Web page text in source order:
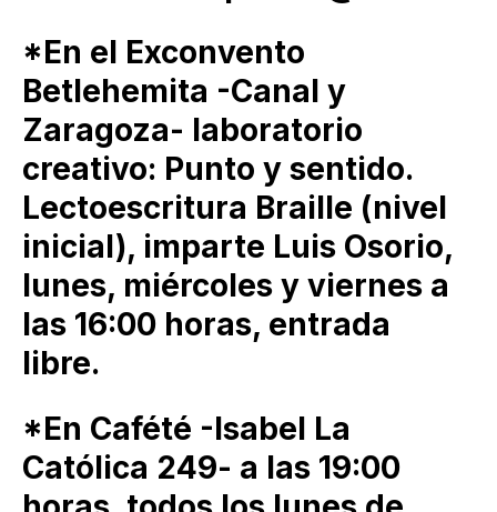
*En el Exconvento
Betlehemita -Canal y
Zaragoza- laboratorio
creativo: Punto y sentido.
Lectoescritura Braille (nivel
inicial), imparte Luis Osorio,
lunes, miércoles y viernes a
las 16:00 horas, entrada
libre.
*En Cafété -Isabel La
Católica 249- a las 19:00